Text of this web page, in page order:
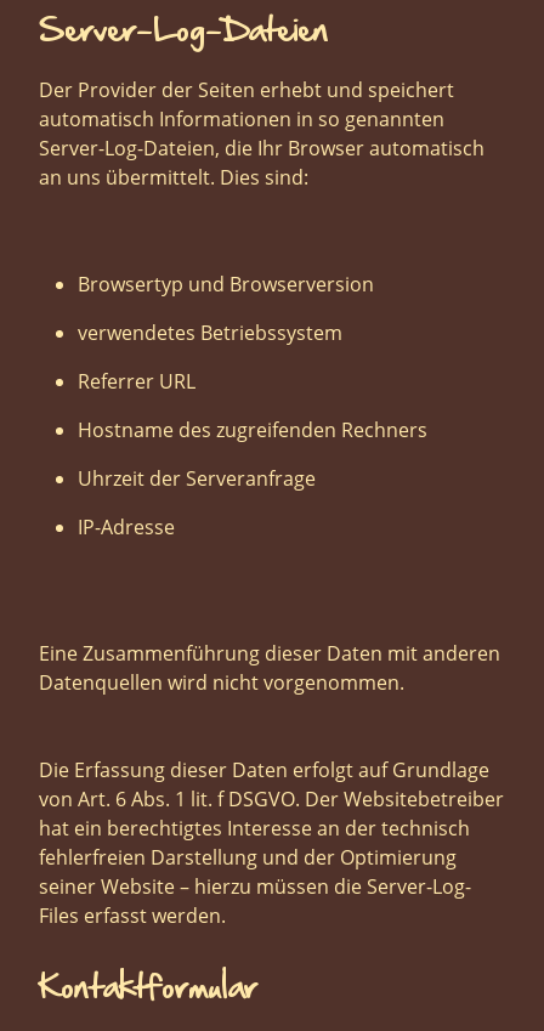
Server-Log-Dateien
Der Provider der Seiten erhebt und speichert
automatisch Informationen in so genannten
Server-Log-Dateien, die Ihr Browser automatisch
an uns übermittelt. Dies sind:
Browsertyp und Browserversion
verwendetes Betriebssystem
Referrer URL
Hostname des zugreifenden Rechners
Uhrzeit der Serveranfrage
IP-Adresse
Eine Zusammenführung dieser Daten mit anderen
Datenquellen wird nicht vorgenommen.
Die Erfassung dieser Daten erfolgt auf Grundlage
von Art. 6 Abs. 1 lit. f DSGVO. Der Websitebetreiber
hat ein berechtigtes Interesse an der technisch
fehlerfreien Darstellung und der Optimierung
seiner Website – hierzu müssen die Server-Log-
Files erfasst werden.
Kontaktformular